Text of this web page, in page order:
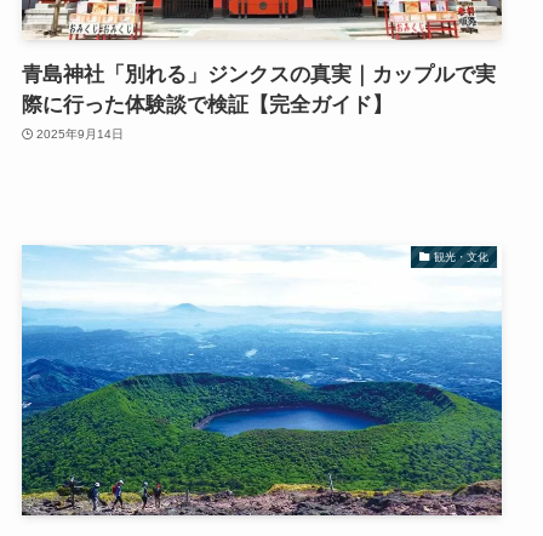
青島神社「別れる」ジンクスの真実｜カップルで実
際に行った体験談で検証【完全ガイド】
2025年9月14日
観光・文化